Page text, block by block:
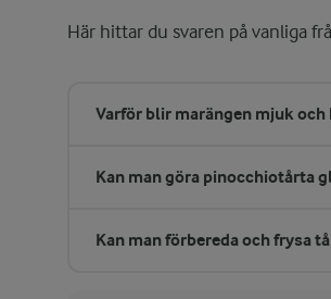
Här hittar du svaren på vanliga
Varför blir marängen mjuk
Kan man göra pinocchiotårta
Kan man förbereda och frysa